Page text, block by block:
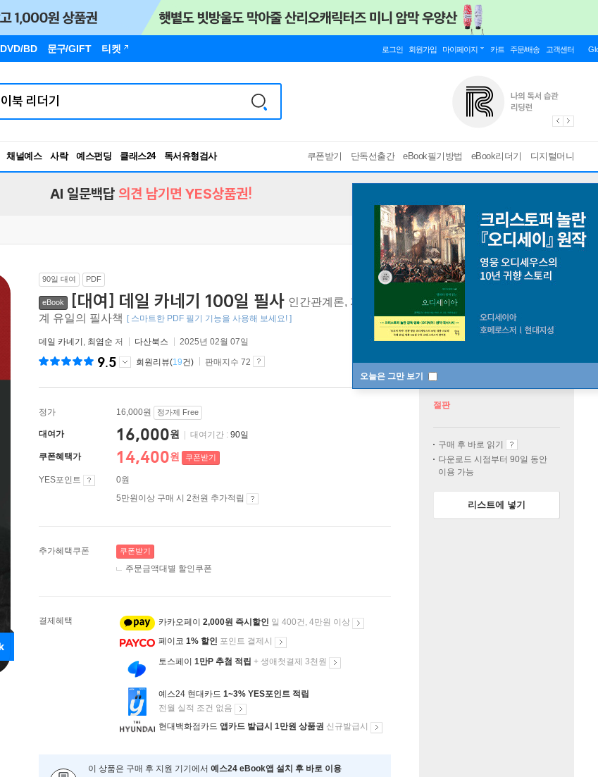
DVD/BD 문구/GIFT 티켓 로그인 회원가입 마이페이지 카트 주문/배송 고객센터
채널예스 사락 예스펀딩 클래스24
독서유형검사
RBTI Lab
쿠폰받기 단독선출간 eBook필기방법 eBook리더기 디지털머니
오늘은 그만 보기
AI 일문백답 의견 남기면 YES상품권!
90일 대여 PDF
eBook [대여] 데일 카네기 100일 필사 인간관계론, 자기관리론, 성공대화론을 한 권에 압축한 세
계 유일의 필사책
[ 스마트한 PDF 필기 기능을 사용해 보세요! ]
데일 카네기 , 최염순 저 다산북스 2025년 02월 07일
9.5 회원리뷰(19건) 판매지수 72
정가 16,000원 정가제 Free
대여가 16,000원 대여기간 : 90일
쿠폰혜택가 14,400원 쿠폰받기
YES포인트
0원
5만원이상 구매 시 2천원 추가적립
추가혜택쿠폰 쿠폰받기
주문금액대별 할인쿠폰
결제혜택 카카오페이 2,000원 즉시할인 일 400건, 4만원 이상
페이코 1% 할인 포인트 결제시
토스페이 1만P 추첨 적립 + 생애첫결제 3천원
예스24 현대카드 1~3% YES포인트 적립
전월 실적 조건 없음
현대백화점카드 앱카드 발급시 1만원 상품권 신규발급시
이 상품은 구매 후 지원 기기에서 예스24 eBook앱 설치 후 바로 이용
절판
구매 후 바로 읽기
다운로드 시점부터 90일 동안
이용 가능
리스트에 넣기